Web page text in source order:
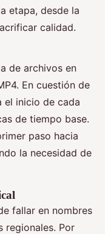
etapa, desde la
calidad.
de archivos en
En cuestión de
el inicio de cada
de tiempo base.
paso hacia
la necesidad de
fallar en nombres
regionales. Por